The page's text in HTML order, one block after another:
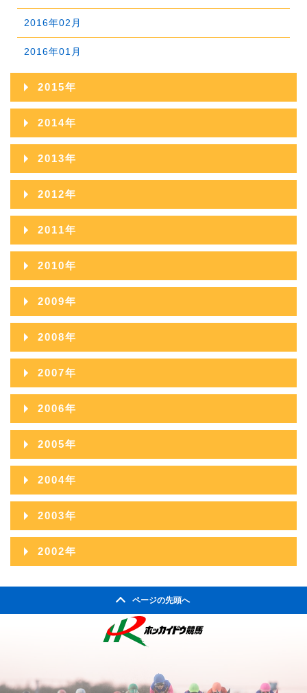
2016年02月
2016年01月
2015年
2015年12月
2015年11月
2015年10月
2015年09月
2015年08月
2015年07月
2015年06月
2015年05月
2015年03月
2015年02月
2015年01月
2014年
2014年12月
2014年11月
2014年10月
2014年09月
2014年08月
2014年07月
2014年06月
2014年05月
2014年03月
2014年02月
2014年01月
2013年
2013年12月
2013年11月
2013年10月
2013年09月
2013年08月
2013年07月
2013年06月
2013年05月
2013年03月
2013年02月
2013年01月
2012年
2012年12月
2012年11月
2012年10月
2012年09月
2012年08月
2012年07月
2012年06月
2012年05月
2012年03月
2012年02月
2012年01月
2011年
2011年12月
2011年11月
2011年10月
2011年09月
2011年08月
2011年07月
2011年06月
2011年05月
2011年03月
2011年02月
2010年
2010年12月
2010年11月
2010年10月
2010年09月
2010年08月
2010年07月
2010年06月
2010年05月
2010年03月
2009年
2009年12月
2009年11月
2009年10月
2009年09月
2009年08月
2009年07月
2009年06月
2009年05月
2009年03月
2008年
2008年12月
2008年11月
2008年10月
2008年09月
2008年08月
2008年07月
2008年06月
2008年05月
2008年01月
2007年
2007年12月
2007年11月
2007年10月
2007年09月
2007年08月
2007年07月
2007年02月
2006年
2006年12月
2006年11月
2006年10月
2006年09月
2006年08月
2005年
2005年12月
2005年11月
2005年10月
2005年09月
2005年08月
2005年07月
2004年
2004年12月
2004年11月
2004年10月
2004年06月
2003年
2003年12月
2003年07月
2002年
ページの先頭へ